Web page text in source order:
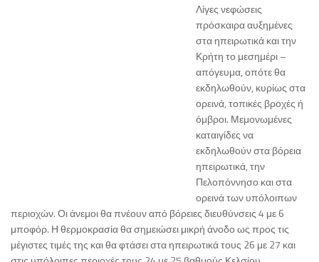
Λίγες νεφώσεις
πρόσκαιρα αυξημένες
στα ηπειρωτικά και την
Κρήτη το μεσημέρι –
απόγευμα, οπότε θα
εκδηλωθούν, κυρίως στα
ορεινά, τοπικές βροχές ή
όμβροι. Μεμονωμένες
καταιγίδες να
εκδηλωθούν στα βόρεια
ηπειρωτικά, την
Πελοπόννησο και στα
ορεινά των υπόλοιπων
περιοχών. Οι άνεμοι θα πνέουν από βόρειες διευθύνσεις 4 με 6
μποφόρ. Η θερμοκρασία θα σημειώσει μικρή άνοδο ως προς τις
μέγιστες τιμές της και θα φτάσει στα ηπειρωτικά τους 26 με 27 και